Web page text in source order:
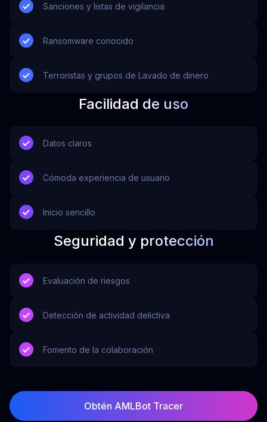
Sanciones y listas de vigilancia
Ransomware conocido
Terroristas y grupos de Lavado de dinero
Facilidad de uso
Datos claros
Cómoda experiencia de usuario
Inicio sencillo
Seguridad y protección
Evaluación de riesgos
Detección de actividad delictiva
Fomento de la colaboración
Obtén AMLBot Tracer